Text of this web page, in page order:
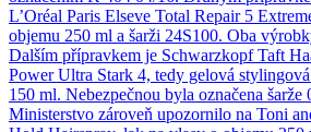
L’Oréal Paris Elseve Total Repair 5
objemu 250 ml a šarži 24S100. Oba
Dalším přípravkem je Schwarzkopf Taft
Power Ultra Stark 4, tedy gelová
150 ml. Nebezpečnou byla označena šarže
Ministerstvo zároveň upozornilo na Toni